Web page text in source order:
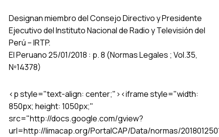
Designan miembro del Consejo Directivo y Presidente
Ejecutivo del Instituto Nacional de Radio y Televisión del
Perú – IRTP.
El Peruano 25/01/2018 : p. 8 (Normas Legales ; Vol.35,
Nº14378)
<p style="text-align: center;"><iframe style="width:
850px; height: 1050px;"
src="http://docs.google.com/gview?
url=http://limacap.org/PortalCAP/Data/normas/